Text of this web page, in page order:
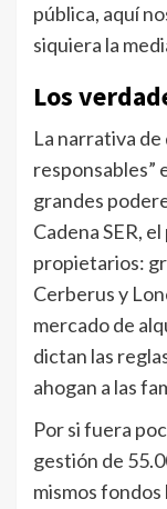
pública, aquí
siquiera la
Los
La narrativa de
responsables”
grandes
Cadena SER,
propietarios:
Cerberus y
mercado de
dictan las
ahogan a las
Por si fuera
gestión de
mismos